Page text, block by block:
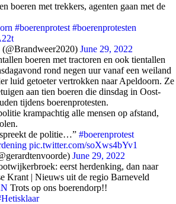
boeren met trekkers, agenten gaan met de
#boerenprotest #boerenprotesten
June 29, 2022
boeren met tractoren en ook tientallen
rond negen uur vanaf een weiland
luid getoeter vertrokken naar Apeldoorn. Ze
aan tien boeren die dinsdag in Oost-
tijdens boerenprotesten.
krampachtig alle mensen op afstand,
de politie…” #boerenprotest
pic.twitter.com/soXws4bYv1
June 29, 2022
eerst herdenking, dan naar
Krant | Nieuws uit de regio Barneveld
Trots op ons boerendorp!!